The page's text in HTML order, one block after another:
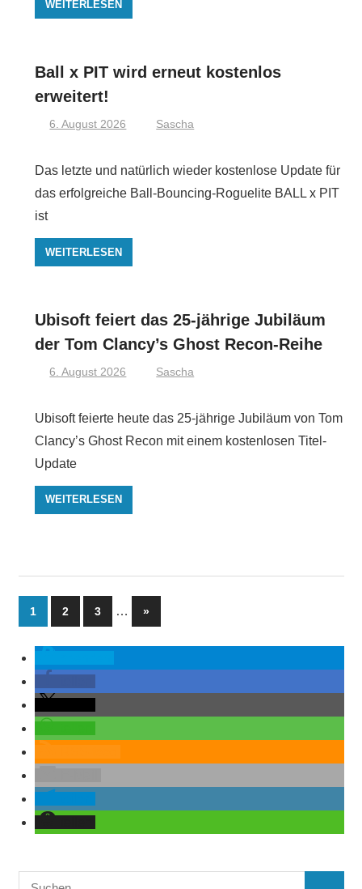
WEITERLESEN
Ball x PIT wird erneut kostenlos
erweitert!
6. August 2026 Sascha
Das letzte und natürlich wieder kostenlose Update für
das erfolgreiche Ball-Bouncing-Roguelite BALL x PIT
ist
WEITERLESEN
Ubisoft feiert das 25-jährige Jubiläum
der Tom Clancy’s Ghost Recon-Reihe
6. August 2026 Sascha
Ubisoft feierte heute das 25-jährige Jubiläum von Tom
Clancy’s Ghost Recon mit einem kostenlosen Titel-
Update
WEITERLESEN
1 2 3 …
Nächste
Seite
»
Suchen